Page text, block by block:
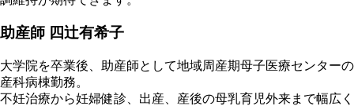
助産師 四辻有希子
大学院を卒業後、助産師として地域周産期母子医療センターの
産科病棟勤務。
不妊治療から妊婦健診、出産、産後の母乳育児外来まで幅広く